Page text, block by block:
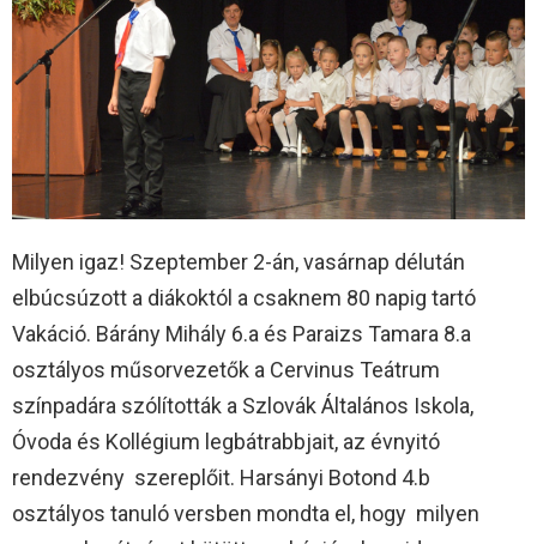
Milyen igaz! Szeptember 2-án, vasárnap délután
elbúcsúzott a diákoktól a csaknem 80 napig tartó
Vakáció. Bárány Mihály 6.a és Paraizs Tamara 8.a
osztályos műsorvezetők a Cervinus Teátrum
színpadára szólították a Szlovák Általános Iskola,
Óvoda és Kollégium legbátrabbjait, az évnyitó
rendezvény szereplőit. Harsányi Botond 4.b
osztályos tanuló versben mondta el, hogy milyen